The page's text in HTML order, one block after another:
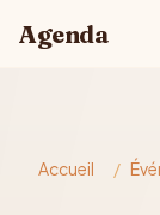
Agenda
Accueil /